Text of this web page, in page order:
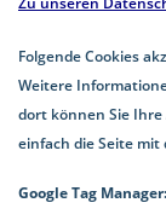
Folgende Cookies
Weitere
dort können Sie Ihre
einfach die Seite
Google Tag Manager: